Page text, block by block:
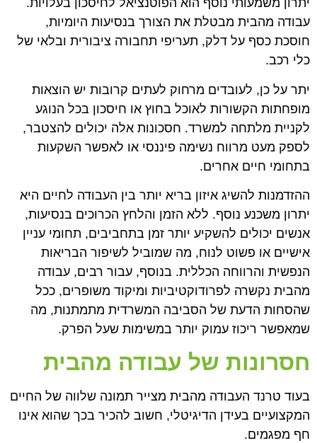
יתרון משמעותי נוסף הוא הפוטנציאל לחיסכון בעלויות.
עבודה מהבית מבטלת את הצורך בנסיעות היומיות,
חוסכת כסף על דלק, תעריפי תחבורה ציבורית ובלאי של
כלי רכב.
יתר על כן, לעובדים מרחוק לעתים קרובות יש הוצאות
מופחתות הקשורות לאוכל בחוץ או חיסכון בכל הנוגע
לקניית מלתחה למשרד. חסכונות אלה יכולים להצטבר,
לספק מעט מרווח נשימה פיננסי או לאפשר השקעות
בתחומי חיים אחרים.
ההזדמנות להשיג איזון בריא יותר בין העבודה לחיים היא
יתרון משכנע נוסף. ללא הזמן והלחץ הכרוכים בנסיעות,
אנשים יכולים להשקיע יותר זמן בתחביבים, תחומי עניין
אישיים או פשוט לנוח, מה שמוביל לשיפור הבריאות
הנפשית והרווחה הכללית. בנוסף, עבור רבים, עבודה
מהבית נקשרה לפרודוקטיביות ומיקוד משופרים, ככל
שהסחות הדעת של הסביבה המשרדית מתמתנות, מה
שמאפשר ריכוז עמוק יותר במשימות שעל הפרק.
חסרונות של עבודה מהבית
בעוד טרנד העבודה מהבית מצייר תמונה שלווה של החיים
המקצועיים בעידן הדיגיטלי, חשוב להכיר בכך שהוא אינו
חף מפגמים.